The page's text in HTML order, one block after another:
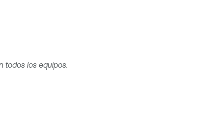
todos los equipos.